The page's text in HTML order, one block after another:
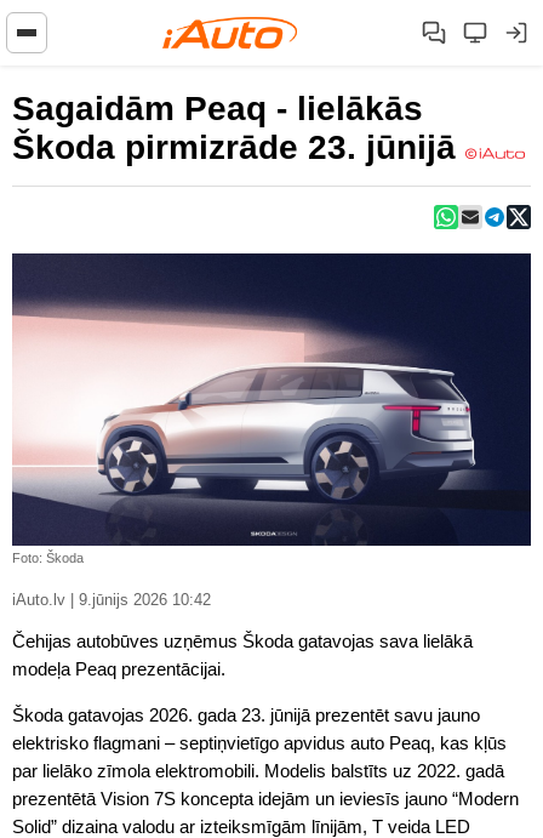
Sagaidām Peaq - lielākās
Škoda pirmizrāde 23. jūnijā
Foto: Škoda
iAuto.lv | 9.jūnijs 2026 10:42
Čehijas autobūves uzņēmus Škoda gatavojas sava lielākā
modeļa Peaq prezentācijai.
Škoda gatavojas 2026. gada 23. jūnijā prezentēt savu jauno
elektrisko flagmani – septiņvietīgo apvidus auto Peaq, kas kļūs
par lielāko zīmola elektromobili. Modelis balstīts uz 2022. gadā
prezentētā Vision 7S koncepta idejām un ieviesīs jauno “Modern
Solid” dizaina valodu ar izteiksmīgām līnijām, T veida LED